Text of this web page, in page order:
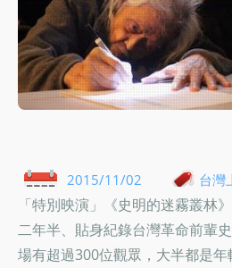
2015/11/02 台灣
「特別映演」《史明的迷霧叢林
二年半、貼身紀錄台灣革命前輩
場有超過300位觀眾，大半都是